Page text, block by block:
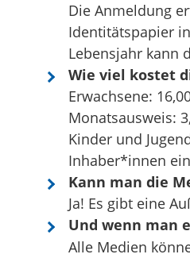
Die Anmeldung
Identitätspapier
Lebensjahr kann
Wie viel kostet
Erwachsene:
Monatsausweis:
Kinder und
Inhaber*innen
Kann man die
Ja! Es gibt eine
Und wenn man
Alle Medien